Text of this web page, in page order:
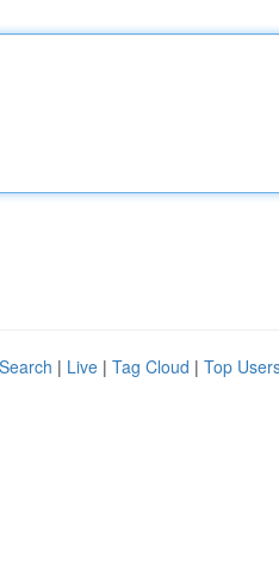
| Live | Tag Cloud | Top